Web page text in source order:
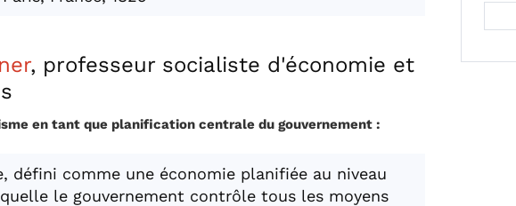
, professeur socialiste d'économie et
en tant que planification centrale du gouvernement :
défini comme une économie planifiée au niveau
le gouvernement contrôle tous les moyens